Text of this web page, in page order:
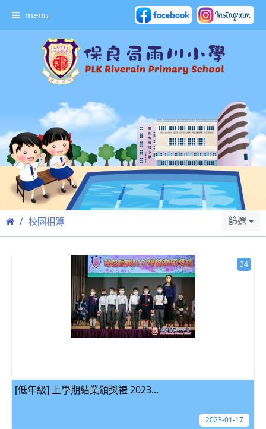
menu
校園相簿 篩選
[低年級] 上學期結業頒獎禮 2023...
34
2023-01-17